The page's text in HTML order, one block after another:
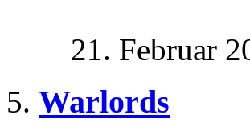
21. Februar
Warlords